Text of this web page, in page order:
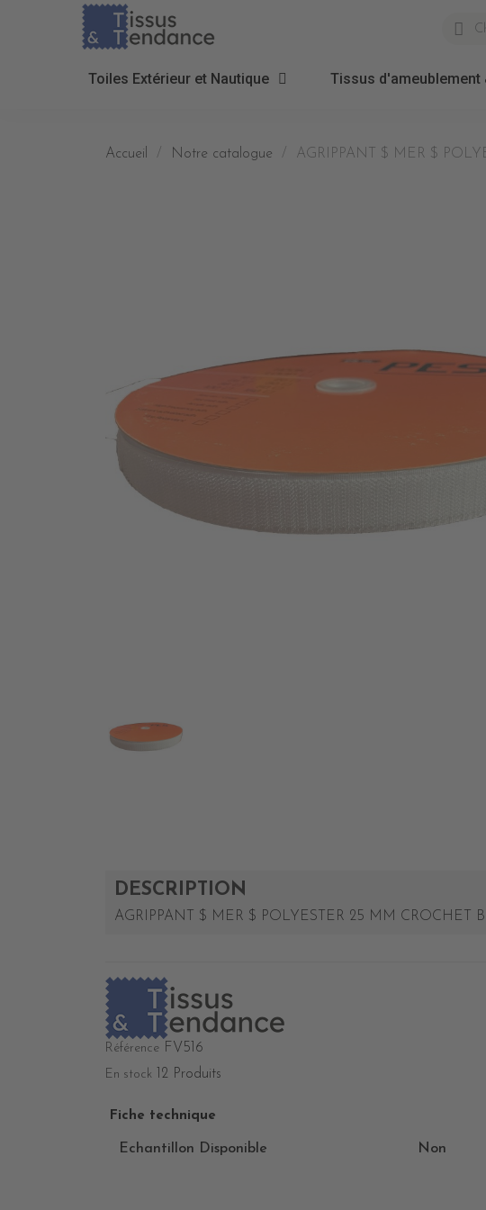
Toiles Extérieur et Nautique Tissus d'ameublement
Accueil Notre catalogue AGRIPPANT $ MER $
DESCRIPTION
AGRIPPANT $ MER $ POLYESTER 25 MM CROCHET
Référence FV516
En stock 12 Produits
Fiche technique
Echantillon Disponible Non